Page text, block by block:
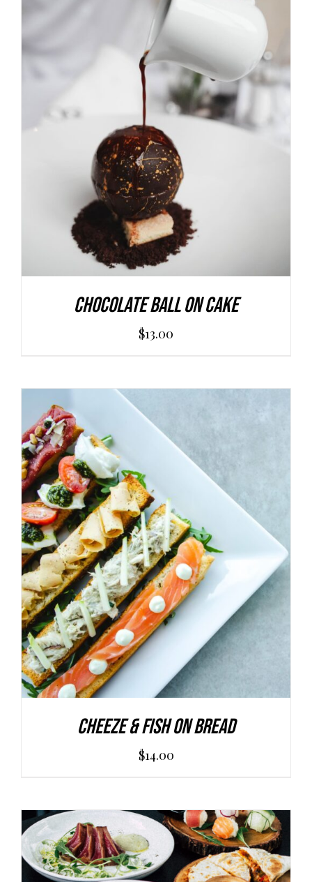
AGGIUNGI AL CARRELLO DETAILS
Chocolate Ball On Cake
$13.00
AGGIUNGI AL CARRELLO / DETAILS
Cheeze & Fish On Bread
$14.00